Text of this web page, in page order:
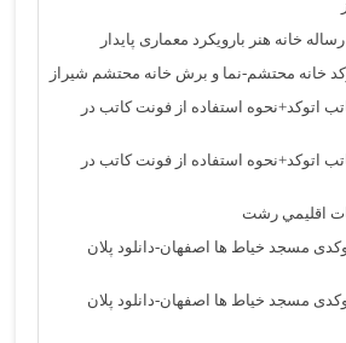
رساله خانه هنر بارویکرد معماری پایدار
خانه محتشم-نما و برش خانه محتشم شیراز
اتوکد+نحوه استفاده از فونت کاتب در
اتوکد+نحوه استفاده از فونت کاتب در
اقليمي رشت
مسجد خیاط ها اصفهان-دانلود پلان
مسجد خیاط ها اصفهان-دانلود پلان